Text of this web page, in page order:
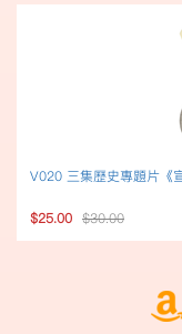
V020 三集歷史專題片《
$25.00 $30.00